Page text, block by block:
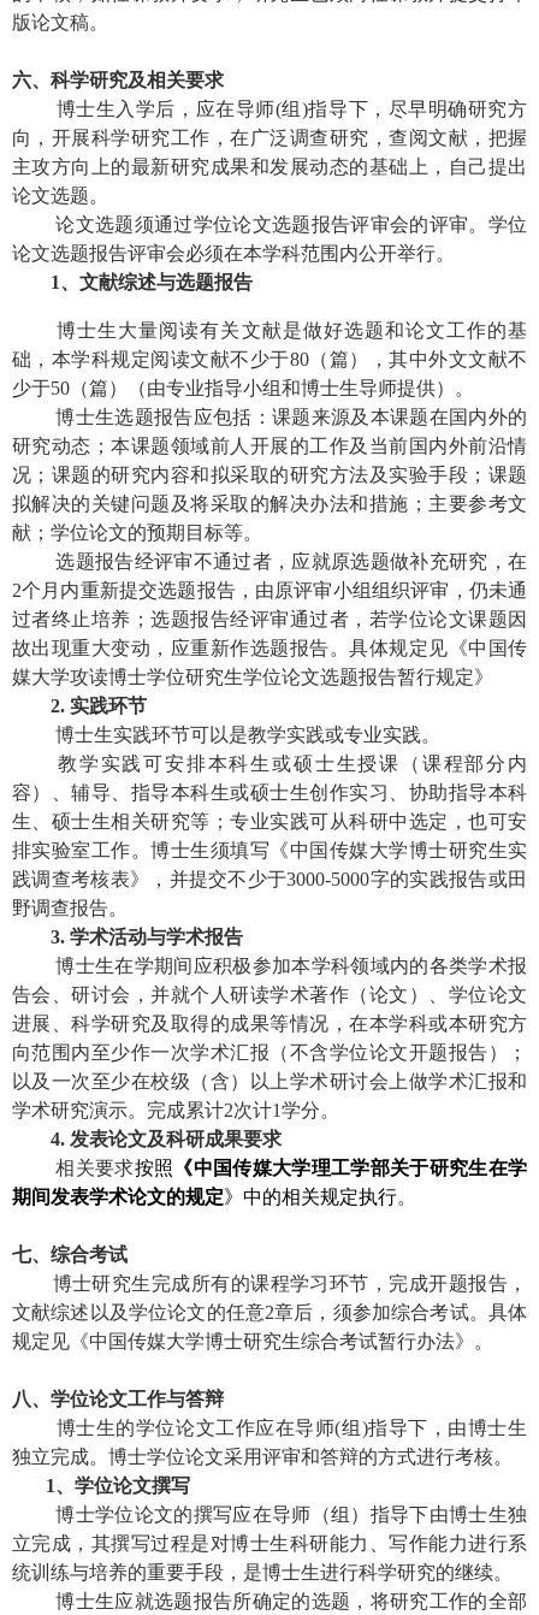
版论文稿。
六、科学研究及相关要求
博士生入学后，应在导师(组 )指导下，尽早明确研究方
向，开展科学研究工作，在广泛调查研究，查阅文献，把握
主攻方向上的最新研究成果和发展动态的基础上，自己提出
论文选题。
论文选题须通过学位论文选题报告评审会的评审。学位
论文选题报告评审会必须在本学科范围内公开举行。
1、文献综述与选题报告
博士生大量阅读有关文献是做好选题和论文工作的基
础，本学科规定阅读文献不少于80（篇），其中外文文献不
少于50 （篇）（由专业指导小组和博士生导师提供）。
博士生选题报告应包括：课题来源及本课题在国内外的
研究动态；本课题领域前人开展的工作及当前国内外前沿情
况；课题的研究内容和拟采取的研究方法及实验手段；课题
拟解决的关键问题及将采取的解决办法和措施；主要参考文
献；学位论文的预期目标等。
选题报告经评审不通过者，应就原选题做补充研究，在
2个月内重新提交选题报告，由原评审小组组织评审，仍未通
过者终止培养；选题报告经评审通过者，若学位论文课题因
故出现重大变动，应重新作选题报告。具体规定见《中国传
媒大学攻读博士学位研究生学位论文选题报告暂行规定》
2.实践环节
博士生实践环节可以是教学实践或专业实践。
教学实践可安排本科生或硕士生授课（课程部分内
容）、辅导、指导本科生或硕士生创作实习、协助指导本科
生、硕士生相关研究等；专业实践可从科研中选定，也可安
排实验室工作。博士生须填写《中国传媒大学博士研究生实
践调查考核表》，并提交不少于3000-5000字的实践报告或田
野调查报告。
3.学术活动与学术报告
博士生在学期间应积极参加本学科领域内的各类学术报
告会、研讨会，并就个人研读学术著作（论文）、学位论文
进展、科学研究及取得的成果等情况，在本学科或本研究方
向范围内至少作一次学术汇报（不含学位论文开题报告）；
以及一次至少在校级（含）以上学术研讨会上做学术汇报和
学术研究演示。完成累计2次计1学分。
4.发表论文及科研成果要求
相关要求按照 《中国传媒大学理工学部关于研究生在学
期间发表学术论文的规定》中的相关规定执行。
七、综合考试
博士研究生完成所有的课程学习环节，完成开题报告，
文献综述以及学位论文的任意2章后，须参加综合考试。具体
规定见《中国传媒大学博士研究生综合考试暂行办法》。
八、学位论文工作与答辩
博士生的学位论文工作应在导师(组 )指导下，由博士生
独立完成。博士学位论文采用评审和答辩的方式进行考核。
1、学位论文撰写
博士学位论文的撰写应在导师（组）指导下由博士生独
立完成，其撰写过程是对博士生科研能力、写作能力进行系
统训练与培养的重要手段，是博士生进行科学研究的继续。
博士生应就选题报告所确定的选题，将研究工作的全部